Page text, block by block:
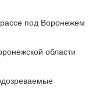
под Воронежем
области